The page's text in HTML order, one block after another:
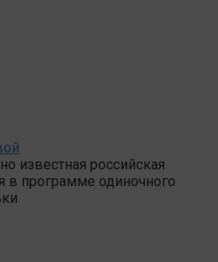
известная российская
в программе одиночного